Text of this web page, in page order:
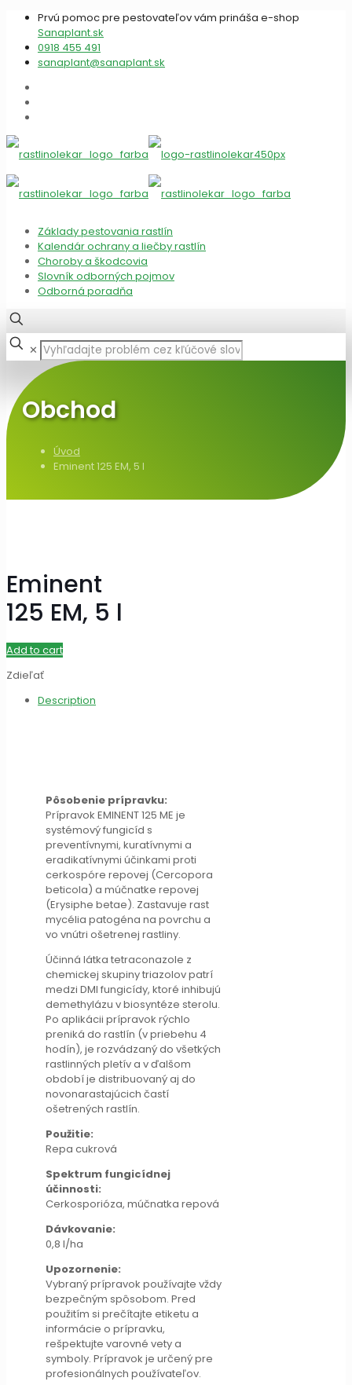
Prvú pomoc pre pestovateľov vám prináša e-shop
Sanaplant.sk
0918 455 491
sanaplant@sanaplant.sk
Základy pestovania rastlín
Kalendár ochrany a liečby rastlín
Choroby a škodcovia
Slovník odborných pojmov
Odborná poradňa
✕
Obchod
Úvod
Eminent 125 EM, 5 l
Eminent
125 EM, 5 l
Add to cart
Zdieľať
Description
Pôsobenie prípravku:
Prípravok EMINENT 125 ME je
systémový fungicíd s
preventívnymi, kuratívnymi a
eradikatívnymi účinkami proti
cerkospóre repovej (Cercopora
beticola) a múčnatke repovej
(Erysiphe betae). Zastavuje rast
mycélia patogéna na povrchu a
vo vnútri ošetrenej rastliny.
Účinná látka tetraconazole z
chemickej skupiny triazolov patrí
medzi DMI fungicídy, ktoré inhibujú
demethylázu v biosyntéze sterolu.
Po aplikácii prípravok rýchlo
preniká do rastlín (v priebehu 4
hodín), je rozvádzaný do všetkých
rastlinných pletív a v ďalšom
období je distribuovaný aj do
novonarastajúcich častí
ošetrených rastlín.
Použitie:
Repa cukrová
Spektrum fungicídnej
účinnosti:
Cerkosporióza, múčnatka repová
Dávkovanie:
0,8 l/ha
Upozornenie:
Vybraný prípravok používajte vždy
bezpečným spôsobom. Pred
použitím si prečítajte etiketu a
informácie o prípravku,
rešpektujte varovné vety a
symboly. Prípravok je určený pre
profesionálnych používateľov.